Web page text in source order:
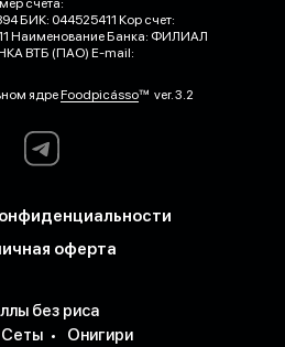
счета:
БИК: 044525411 Кор счет:
Наименование Банка: ФИЛИАЛ
ВТБ (ПАО) E-mail:
ядреFoodpicássover. 3.2
оферта
без риса
Сеты
Онигири